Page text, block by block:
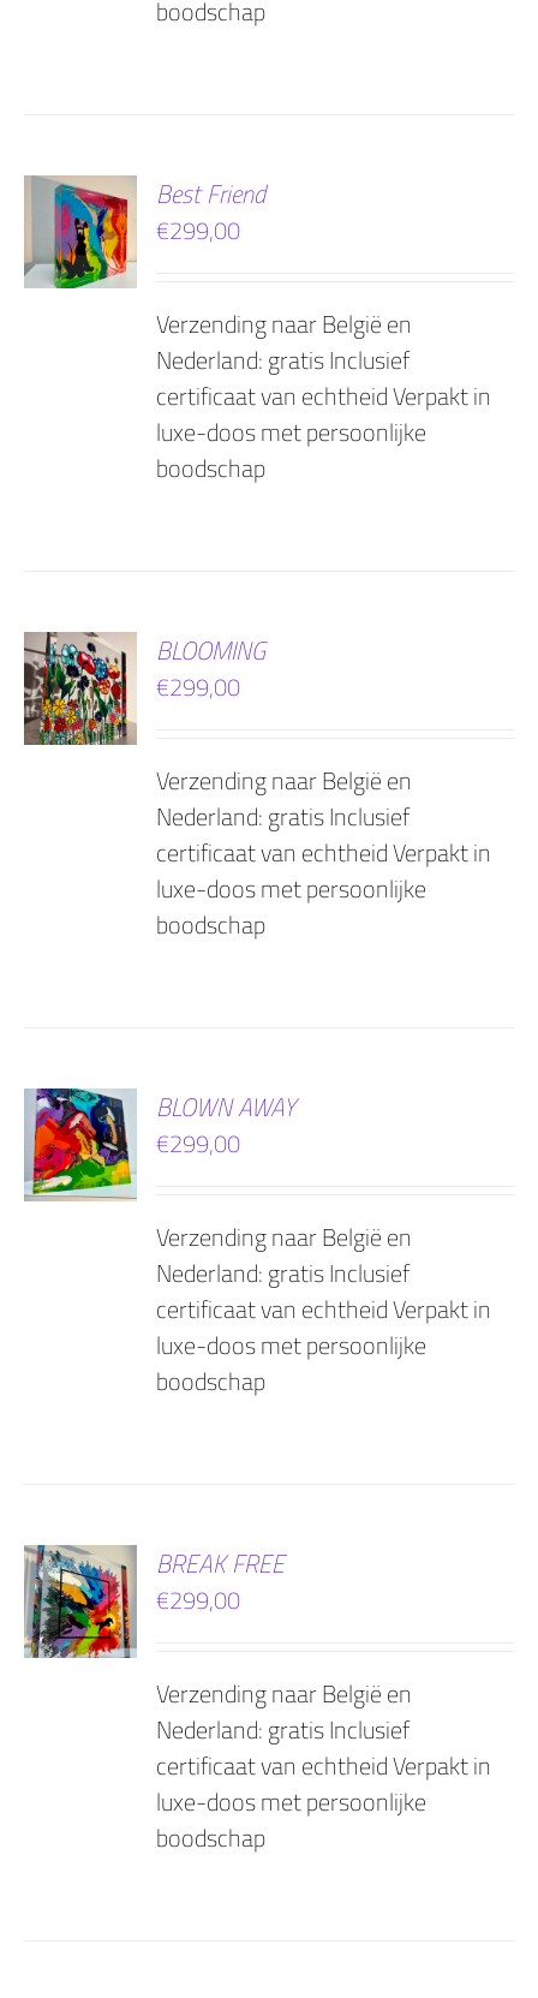
boodschap
Best Friend
€299,00
Verzending naar België en
Nederland: gratis Inclusief
certificaat van echtheid Verpakt in
luxe-doos met persoonlijke
boodschap
BLOOMING
€299,00
Verzending naar België en
Nederland: gratis Inclusief
certificaat van echtheid Verpakt in
luxe-doos met persoonlijke
boodschap
BLOWN AWAY
€299,00
Verzending naar België en
Nederland: gratis Inclusief
certificaat van echtheid Verpakt in
luxe-doos met persoonlijke
boodschap
BREAK FREE
€299,00
Verzending naar België en
Nederland: gratis Inclusief
certificaat van echtheid Verpakt in
luxe-doos met persoonlijke
boodschap